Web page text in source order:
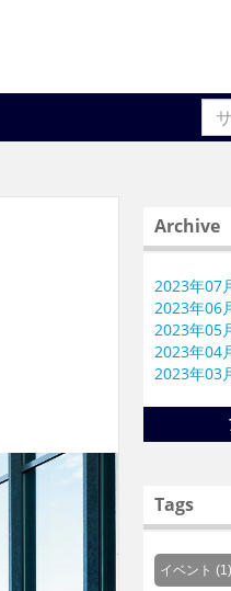
Archive
2023年07
2023年06
2023年05
2023年04
2023年03
Tags
イベント (1)